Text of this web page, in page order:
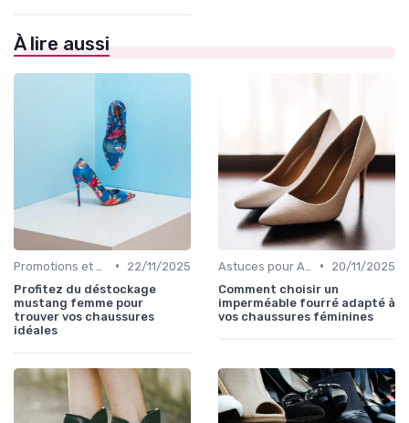
À lire aussi
•
22/11/2025
Profitez du déstockage
mustang femme pour
trouver vos chaussures
idéales
•
20/11/2025
Comment choisir un
imperméable fourré adapté à
vos chaussures féminines